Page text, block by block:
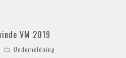
VM 2019
Underholdning